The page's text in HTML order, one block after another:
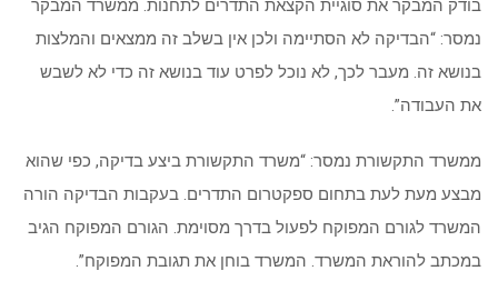
בודק המבקר את סוגיית הקצאת התדרים לתחנות. ממשרד המבקר
נמסר: “הבדיקה לא הסתיימה ולכן אין בשלב זה ממצאים והמלצות
בנושא זה. מעבר לכך, לא נוכל לפרט עוד בנושא זה כדי לא לשבש
את העבודה”.
ממשרד התקשורת נמסר: “משרד התקשורת ביצע בדיקה, כפי שהוא
מבצע מעת לעת בתחום ספקטרום התדרים. בעקבות הבדיקה הורה
המשרד לגורם המפוקח לפעול בדרך מסוימת. הגורם המפוקח הגיב
במכתב להוראת המשרד. המשרד בוחן את תגובת המפוקח”.